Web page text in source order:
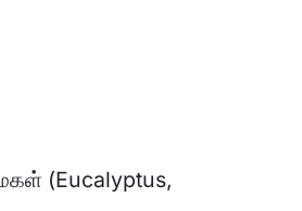
(Eucalyptus,